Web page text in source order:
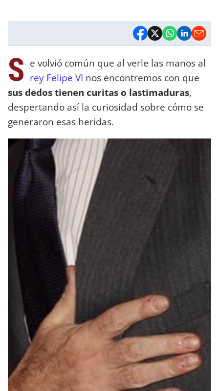
S e volvió común que al verle las manos al
rey Felipe VI nos encontremos con que
sus dedos tienen curitas o lastimaduras,
despertando así la curiosidad sobre cómo se
generaron esas heridas.